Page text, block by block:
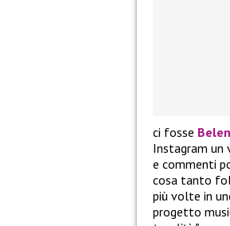
ci fosse
Instagram un
e commenti
cosa tanto
più volte in
progetto